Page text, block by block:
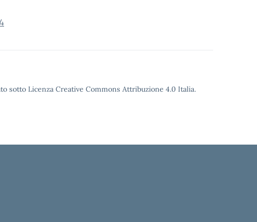
sotto Licenza Creative Commons Attribuzione 4.0 Italia.